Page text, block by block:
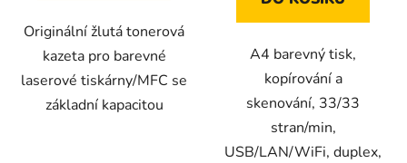
Originální žlutá tonerová
kazeta pro barevné
laserové tiskárny/MFC se
základní kapacitou
A4 barevný tisk,
kopírování a
skenování, 33/33
stran/min,
USB/LAN/WiFi, duplex,